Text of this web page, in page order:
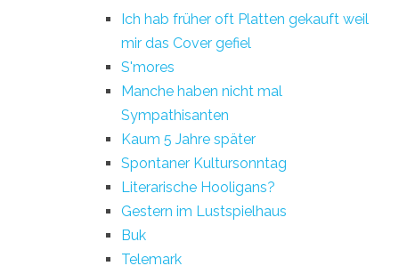
Ich hab früher oft Platten gekauft weil
mir das Cover gefiel
S'mores
Manche haben nicht mal
Sympathisanten
Kaum 5 Jahre später
Spontaner Kultursonntag
Literarische Hooligans?
Gestern im Lustspielhaus
Buk
Telemark